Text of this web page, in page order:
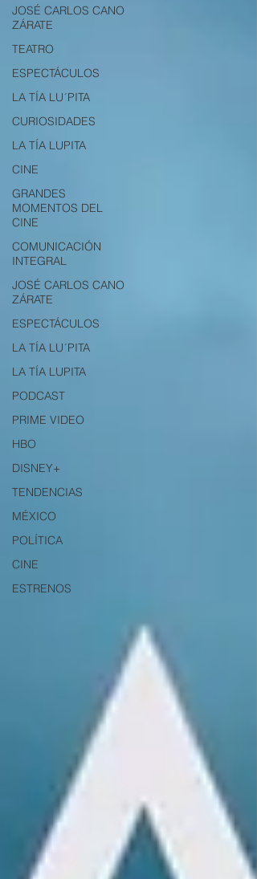
JOSÉ CARLOS CANO
ZÁRATE
TEATRO
ESPECTÁCULOS
LA TÍA LU´PITA
CURIOSIDADES
LA TÍA LUPITA
CINE
GRANDES
MOMENTOS DEL
CINE
COMUNICACIÓN
INTEGRAL
JOSÉ CARLOS CANO
ZÁRATE
ESPECTÁCULOS
LA TÍA LU´PITA
LA TÍA LUPITA
PODCAST
PRIME VIDEO
HBO
DISNEY+
TENDENCIAS
MÉXICO
POLÍTICA
CINE
ESTRENOS